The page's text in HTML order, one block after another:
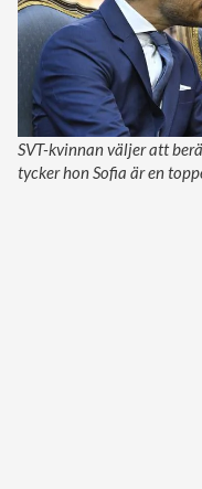
SVT-kvinnan väljer att
tycker hon Sofia är en